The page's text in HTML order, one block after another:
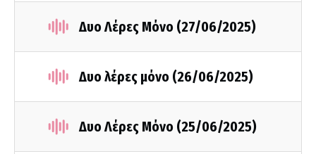
Δυο Λέρες Μόνο (27/06/2025)
Δυο λέρες μόνο (26/06/2025)
Δυο Λέρες Μόνο (25/06/2025)